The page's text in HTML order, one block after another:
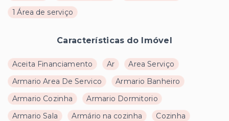
1 Área de serviço
Características do Imóvel
Aceita Financiamento Ar
Area Serviço
Armario Area De Servico
Armario Banheiro
Armario Cozinha
Armario Dormitorio
Armario Sala
Armário na cozinha
Cozinha